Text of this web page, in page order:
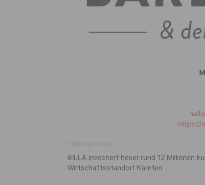
https://
BILLA investiert heuer rund 12 Millionen
Wirtschaftsstandort Kärnten